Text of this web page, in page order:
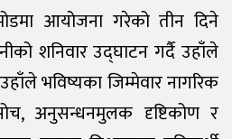
आयोजना गरेको तीन दिने
शनिवार उद्घाटन गर्दै उहाँले
भविष्यका जिम्मेवार नागरिक
सोच, अनुसन्धनमुलक दृष्टिकोण र